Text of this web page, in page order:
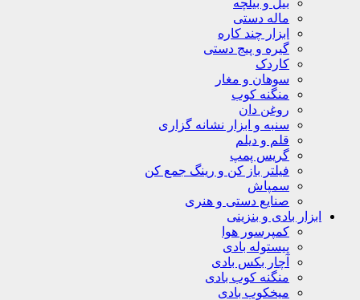
بیل و بیلچه
ماله دستی
ابزار چند کاره
گیره و پیج دستی
کاردک
سوهان و مغار
منگنه کوب
روغن دان
سنبه و ابزار نشانه گزاری
قلم و دیلم
گریس پمپ
فیلتر باز کن و رینگ جمع کن
سمپاش
صنایع دستی و هنری
ابزار بادی و بنزینی
کمپرسور هوا
پیستوله بادی
آچار بکس بادی
منگنه کوب بادی
میخکوب بادی